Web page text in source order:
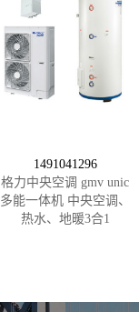
1491041296
格力中央空调 gmv unic
多能一体机 中央空调、
热水、地暖3合1